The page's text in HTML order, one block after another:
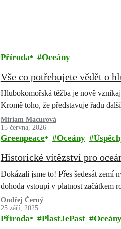
Příroda Oceány
Vše co potřebujete vědět o
Hlubokomořská těžba je nově
Kromě toho, že představuje řadu
Miriam Macurová
15 června, 2026
Greenpeace Oceány
Historické vítězství pro
Dokázali jsme to! Přes šedesát
dohoda vstoupí v platnost začátkem
Ondřej Černý
25 září, 2025
Příroda PlastJePast